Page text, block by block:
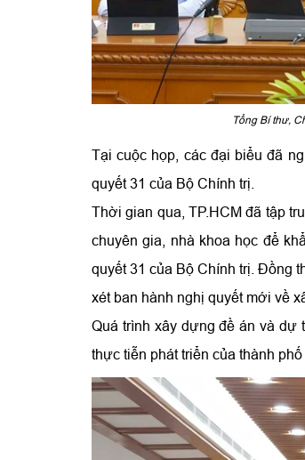
Tổng Bí thư,
Tại cuộc họp, các đại biểu đã
quyết 31 của Bộ Chính trị.
Thời gian qua, TP.HCM đã tập
chuyên gia, nhà khoa học để
quyết 31 của Bộ Chính trị. Đồng
xét ban hành nghị quyết mới về
Quá trình xây dựng đề án và dự
thực tiễn phát triển của thành